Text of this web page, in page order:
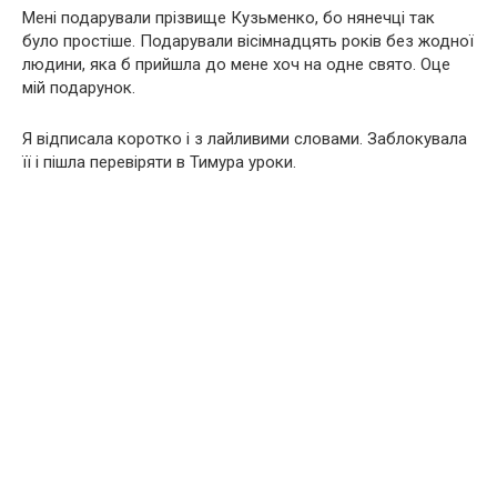
Мені подарували прізвище Кузьменко, бо нянечці так
було простіше. Подарували вісімнадцять років без жодної
людини, яка б прийшла до мене хоч на одне свято. Оце
мій подарунок.
Я відписала коротко і з лайливими словами. Заблокувала
її і пішла перевіряти в Тимура уроки.